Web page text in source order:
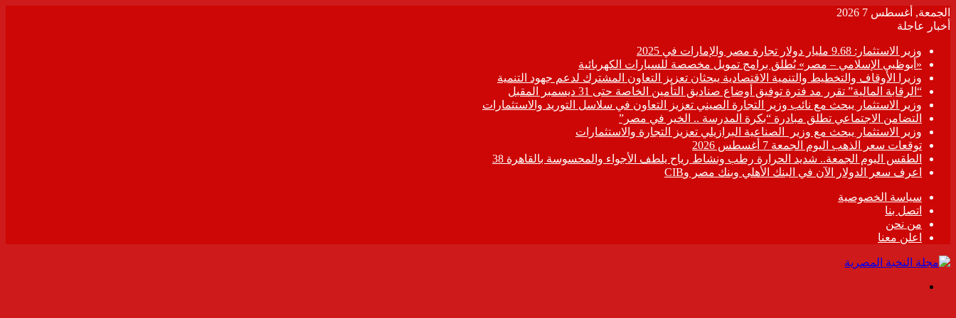
الجمعة, أغسطس 7 2026
أخبار عاجلة
وزير الاستثمار: 9.68 مليار دولار تجارة مصر والإمارات في 2025
«أبوظبي الإسلامي – مصر» يُطلق برامج تمويل مخصصة للسيارات الكهربائية
وزيرا الأوقاف والتخطيط والتنمية الاقتصادية يبحثان تعزيز التعاون المشترك لدعم جهود التنمية
“الرقابة المالية” تقرر مد فترة توفيق أوضاع صناديق التأمين الخاصة حتى 31 ديسمبر المقبل
وزير الاستثمار يبحث مع نائب وزير التجارة الصيني تعزيز التعاون في سلاسل التوريد والاستثمارات
التضامن الاجتماعي تطلق مبادرة “بكرة المدرسة .. الخير في مصر”
وزير الاستثمار يبحث مع وزير الصناعية البرازيلي تعزيز التجارة والاستثمارات
توقعات سعر الذهب اليوم الجمعة 7 أغسطس 2026
الطقس اليوم الجمعة.. شديد الحرارة رطب ونشاط رياح يلطف الأجواء والمحسوسة بالقاهرة 38
اعرف سعر الدولار الآن في البنك الأهلي وبنك مصر وCIB
سياسة الخصوصية
اتصل بنا
من نحن
اعلن معنا